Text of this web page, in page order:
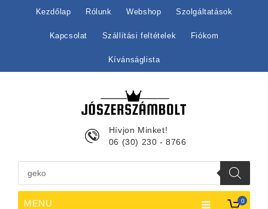
Kezdőlap Rólunk Webshop Szolgáltatások
Kapcsolat Szállítási feltételek Fiókom
Kívánságlista
0
Hívjon Minket!
06 (30) 230 - 8766
Products
search
MENU